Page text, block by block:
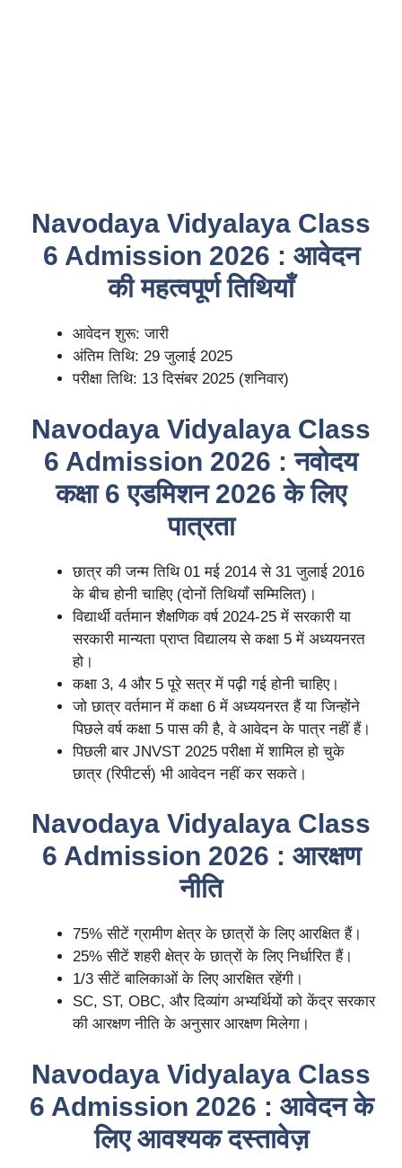
Navodaya Vidyalaya Class
6 Admission 2026 : आवेदन
की महत्वपूर्ण तिथियाँ
आवेदन शुरू: जारी
अंतिम तिथि: 29 जुलाई 2025
परीक्षा तिथि: 13 दिसंबर 2025 (शनिवार)
Navodaya Vidyalaya Class
6 Admission 2026 : नवोदय
कक्षा 6 एडमिशन 2026 के लिए
पात्रता
छात्र की जन्म तिथि 01 मई 2014 से 31 जुलाई 2016
के बीच होनी चाहिए (दोनों तिथियाँ सम्मिलित)।
विद्यार्थी वर्तमान शैक्षणिक वर्ष 2024-25 में सरकारी या
सरकारी मान्यता प्राप्त विद्यालय से कक्षा 5 में अध्ययनरत
हो।
कक्षा 3, 4 और 5 पूरे सत्र में पढ़ी गई होनी चाहिए।
जो छात्र वर्तमान में कक्षा 6 में अध्ययनरत हैं या जिन्होंने
पिछले वर्ष कक्षा 5 पास की है, वे आवेदन के पात्र नहीं हैं।
पिछली बार JNVST 2025 परीक्षा में शामिल हो चुके
छात्र (रिपीटर्स) भी आवेदन नहीं कर सकते।
Navodaya Vidyalaya Class
6 Admission 2026 : आरक्षण
नीति
75% सीटें ग्रामीण क्षेत्र के छात्रों के लिए आरक्षित हैं।
25% सीटें शहरी क्षेत्र के छात्रों के लिए निर्धारित हैं।
1/3 सीटें बालिकाओं के लिए आरक्षित रहेंगी।
SC, ST, OBC, और दिव्यांग अभ्यर्थियों को केंद्र सरकार
की आरक्षण नीति के अनुसार आरक्षण मिलेगा।
Navodaya Vidyalaya Class
6 Admission 2026 : आवेदन के
लिए आवश्यक दस्तावेज़